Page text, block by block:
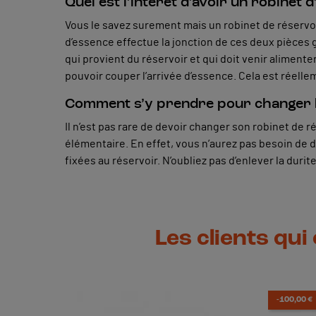
Vous le savez surement mais un robinet de
d’essence effectue la jonction de ces deux pièces
qui provient du réservoir et qui doit venir
pouvoir couper l’arrivée d’essence. Cela est
Comment s’y prendre pour changer
Il n’est pas rare de devoir changer son robinet
élémentaire. En effet, vous n’aurez pas besoin
fixées au réservoir. N’oubliez pas d’enlever la
Les clients
-100,00 €